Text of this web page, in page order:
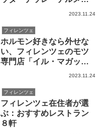
2023.11.24
フィレンツェ
ホルモン好きなら外せな
い、フィレンツェのモツ
専門店「イル・マガッツ
2023.11.24
フィレンツェ
フィレンツェ在住者が選
ぶ：おすすめレストラン
８軒